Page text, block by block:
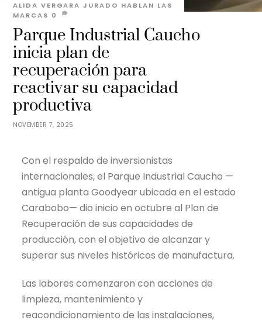
NOVEMBER 7, 2025
Parque Industrial Caucho
inicia plan de
recuperación para
reactivar su capacidad
productiva
ALIDA VERGARA JURADO HABLAN LAS
MARCAS 0
Con el respaldo de inversionistas
internacionales, el Parque Industrial Caucho —
antigua planta Goodyear ubicada en el estado
Carabobo— dio inicio en octubre al Plan de
Recuperación de sus capacidades de
producción, con el objetivo de alcanzar y
superar sus niveles históricos de manufactura.
Las labores comenzaron con acciones de
limpieza, mantenimiento y
reacondicionamiento de las instalaciones,